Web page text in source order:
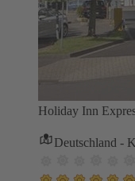
Holiday Inn
Deutschland -